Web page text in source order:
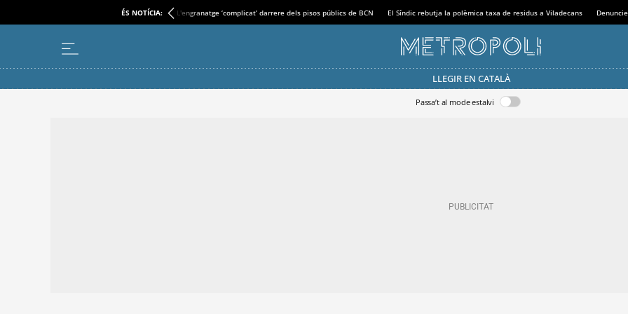
ÉS NOTÍCIA: L'engranatge ‘complicat’ darrere dels pisos públics de BCN El Síndic rebutja la polèmica taxa de residus a Viladecans
LLEGIR EN CATALÀ
Passa’t al mode estalvi